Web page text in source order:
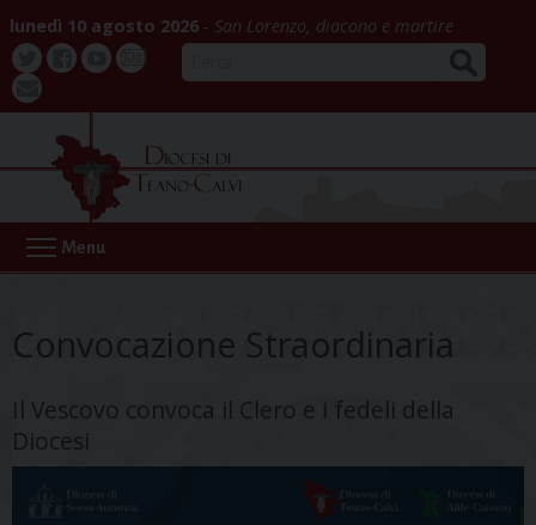
content
lunedì 10 agosto 2026 San Lorenzo, diacono e martire
Twitter
Buona
webmail
Menu
Convocazione Straordinaria
Il Vescovo convoca il Clero e i fedeli della
Diocesi